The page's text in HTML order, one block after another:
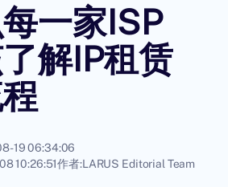
一家ISP
解IP租赁
19 06:34:06
10:26:51作者:LARUS Editorial Team